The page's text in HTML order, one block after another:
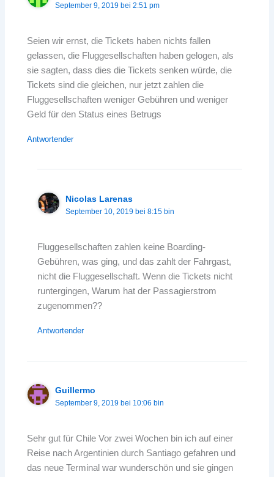
September 9, 2019 bei 2:51 pm
Seien wir ernst, die Tickets haben nichts fallen
gelassen, die Fluggesellschaften haben gelogen, als
sie sagten, dass dies die Tickets senken würde, die
Tickets sind die gleichen, nur jetzt zahlen die
Fluggesellschaften weniger Gebühren und weniger
Geld für den Status eines Betrugs
Antwortender
Nicolas Larenas
September 10, 2019 bei 8:15 bin
Fluggesellschaften zahlen keine Boarding-
Gebühren, was ging, und das zahlt der Fahrgast,
nicht die Fluggesellschaft. Wenn die Tickets nicht
runtergingen, Warum hat der Passagierstrom
zugenommen??
Antwortender
Guillermo
September 9, 2019 bei 10:06 bin
Sehr gut für Chile Vor zwei Wochen bin ich auf einer
Reise nach Argentinien durch Santiago gefahren und
das neue Terminal war wunderschön und sie gingen